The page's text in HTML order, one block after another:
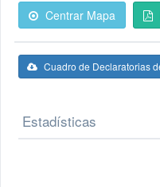
Centrar Mapa
Cuadro de Declaratorias
Estadísticas